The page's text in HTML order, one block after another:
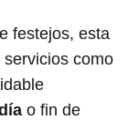
festejos, esta
como
o fin de